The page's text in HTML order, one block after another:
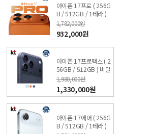
아이폰 17프로 ( 256G
B / 512GB / 1테라 )
비밀 특가폰 KT직영점
싼올레폰
1,782,000원
932,000원
아이폰 17프로맥스 ( 2
56GB / 512GB ) 비밀
특가폰 KT직영점 싼올
레폰
1,980,000원
1,330,000원
아이폰 17에어 ( 256G
B / 512GB / 1테라 )